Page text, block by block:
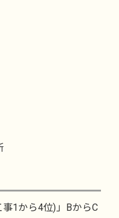
事1から4位)」BからC